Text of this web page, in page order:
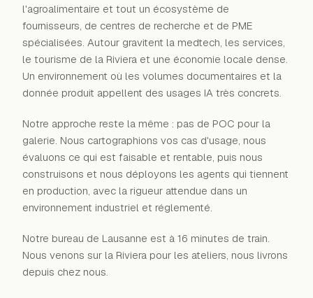
→
l'agroalimentaire et tout un écosystème de
fournisseurs, de centres de recherche et de PME
spécialisées. Autour gravitent la medtech, les services,
le tourisme de la Riviera et une économie locale dense.
Un environnement où les volumes documentaires et la
donnée produit appellent des usages IA très concrets.
Notre approche reste la même : pas de POC pour la
galerie. Nous cartographions vos cas d'usage, nous
évaluons ce qui est faisable et rentable, puis nous
construisons et nous déployons les agents qui tiennent
en production, avec la rigueur attendue dans un
environnement industriel et réglementé.
Notre bureau de Lausanne est à 16 minutes de train.
Nous venons sur la Riviera pour les ateliers, nous livrons
depuis chez nous.